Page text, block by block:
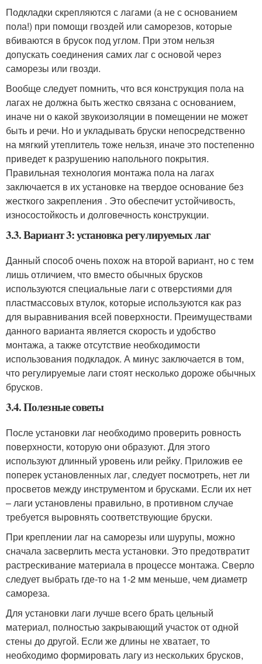
Подкладки скрепляются с лагами (а не с основанием
пола!) при помощи гвоздей или саморезов, которые
вбиваются в брусок под углом. При этом нельзя
допускать соединения самих лаг с основой через
саморезы или гвозди.
Вообще следует помнить, что вся конструкция пола на
лагах не должна быть жестко связана с основанием,
иначе ни о какой звукоизоляции в помещении не может
быть и речи. Но и укладывать бруски непосредственно
на мягкий утеплитель тоже нельзя, иначе это постепенно
приведет к разрушению напольного покрытия.
Правильная технология монтажа пола на лагах
заключается в их установке на твердое основание без
жесткого закрепления . Это обеспечит устойчивость,
износостойкость и долговечность конструкции.
3.3. Вариант 3: установка регулируемых лаг
Данный способ очень похож на второй вариант, но с тем
лишь отличием, что вместо обычных брусков
используются специальные лаги с отверстиями для
пластмассовых втулок, которые используются как раз
для выравнивания всей поверхности. Преимуществами
данного варианта является скорость и удобство
монтажа, а также отсутствие необходимости
использования подкладок. А минус заключается в том,
что регулируемые лаги стоят несколько дороже обычных
брусков.
3.4. Полезные советы
После установки лаг необходимо проверить ровность
поверхности, которую они образуют. Для этого
используют длинный уровень или рейку. Приложив ее
поперек установленных лаг, следует посмотреть, нет ли
просветов между инструментом и брусками. Если их нет
– лаги установлены правильно, в противном случае
требуется выровнять соответствующие бруски.
При креплении лаг на саморезы или шурупы, можно
сначала засверлить места установки. Это предотвратит
растрескивание материала в процессе монтажа. Сверло
следует выбрать где-то на 1-2 мм меньше, чем диаметр
самореза.
Для установки лаги лучше всего брать цельный
материал, полностью закрывающий участок от одной
стены до другой. Если же длины не хватает, то
необходимо формировать лагу из нескольких брусков,